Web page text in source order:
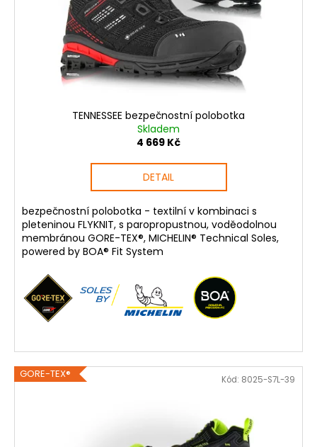
TENNESSEE bezpečnostní polobotka
Skladem
4 669 Kč
DETAIL
bezpečnostní polobotka - textilní v kombinaci s
pleteninou FLYKNIT, s paropropustnou, voděodolnou
membránou GORE-TEX®, MICHELIN® Technical Soles,
powered by BOA® Fit System
GORE-TEX® Kód: 8025-S7L-39